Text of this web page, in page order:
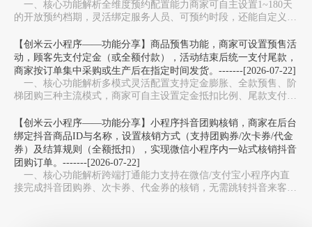
一、核心功能解析全维度预约配置能力‌商家可自主设置1~180天
的开放预约档期，灵活绑定服务人员、可预约时段，还能自定义服
【创米云小程序——功能分享】商品预售功能，商家可设置预售活
动，顾客先支付定金（或全额付款），活动结束后统一支付尾款，
商家按订单集中采购或生产后在指定时间发货。-------[2026-07-22]
一、核心功能解析多模式灵活配置‌支持定金膨胀、全款预售、阶
梯团购三种主流模式，商家可自主设置定金抵扣比例、尾款支付周
【创米云小程序——功能分享】小程序抖音团购核销，商家在后台
绑定抖音商品ID与名称，设置核销方式（支持团购券/次卡券/代金
券）及结算规则（全额抵扣），实现微信小程序内一站式核销抖音
团购订单。-------[2026-07-22]
一、核心功能解析跨端打通能力‌支持在微信/支付宝小程序内直
接完成抖音团购券、次卡券、代金券的核销，无需跳转抖音来客